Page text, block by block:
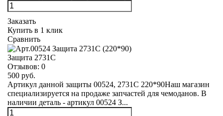
Заказать
Купить в 1 клик
Сравнить
Защита 2731С
Отзывов: 0
500 руб.
Артикул данной защиты 00524, 2731С 220*90Наш магазин
специализируется на продаже запчастей для чемоданов. В
наличии деталь - артикул 00524 З...